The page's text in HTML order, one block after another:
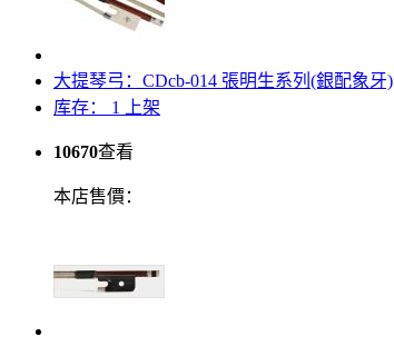
大提琴弓：CDcb-014 張明生系列(銀配象牙)
库存： 1
上架
10670查看
本店售價：